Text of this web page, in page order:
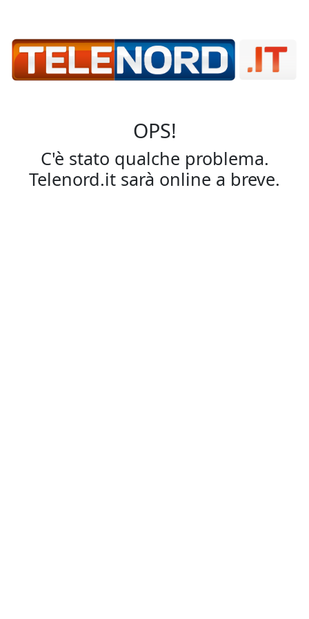
OPS!
C'è stato qualche problema.
Telenord.it sarà online a breve.